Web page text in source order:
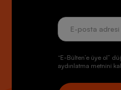
“E-Bülten’e üye ol”
aydınlatma metnini